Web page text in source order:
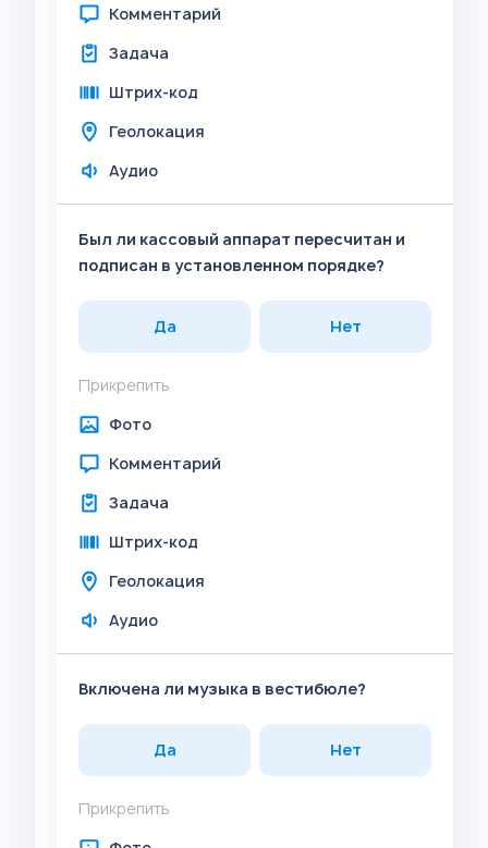
Комментарий
Задача
Штрих-код
Геолокация
Аудио
Был ли кассовый аппарат пересчитан и
подписан в установленном порядке?
Да Нет
Прикрепить
Фото
Комментарий
Задача
Штрих-код
Геолокация
Аудио
Включена ли музыка в вестибюле?
Да Нет
Прикрепить